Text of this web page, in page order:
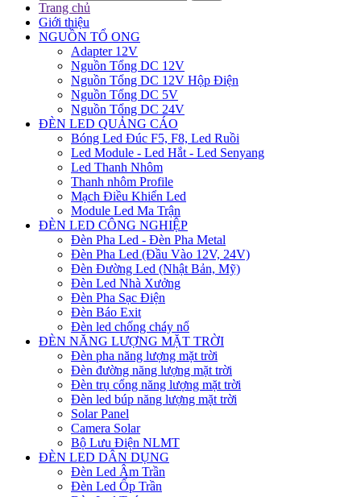
Trang chủ
Giới thiệu
NGUỒN TỔ ONG
Adapter 12V
Nguồn Tổng DC 12V
Nguồn Tổng DC 12V Hộp Điện
Nguồn Tổng DC 5V
Nguồn Tổng DC 24V
ĐÈN LED QUẢNG CÁO
Bóng Led Đúc F5, F8, Led Ruồi
Led Module - Led Hắt - Led Senyang
Led Thanh Nhôm
Thanh nhôm Profile
Mạch Điều Khiển Led
Module Led Ma Trận
ĐÈN LED CÔNG NGHIỆP
Đèn Pha Led - Đèn Pha Metal
Đèn Pha Led (Đầu Vào 12V, 24V)
Đèn Đường Led (Nhật Bản, Mỹ)
Đèn Led Nhà Xưởng
Đèn Pha Sạc Điện
Đèn Báo Exit
Đèn led chống cháy nổ
ĐÈN NĂNG LƯỢNG MẶT TRỜI
Đèn pha năng lượng mặt trời
Đèn đường năng lượng mặt trời
Đèn trụ cổng năng lượng mặt trời
Đèn led búp năng lượng mặt trời
Solar Panel
Camera Solar
Bộ Lưu Điện NLMT
ĐÈN LED DÂN DỤNG
Đèn Led Âm Trần
Đèn Led Ốp Trần